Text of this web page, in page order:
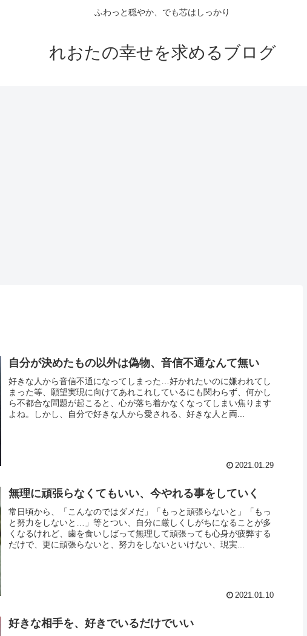
ふわっと穏やか、でも芯はしっかり
れおたの幸せを求めるブログ
自分が決めたもの以外は偽物、音信不通なんて無い
好きな人から音信不通になってしまった…好かれたいのに嫌われてし
まった等、願望実現に向けてあれこれしているにも関わらず、何かし
ら不都合な問題が起こると、心が落ち着かなくなってしまい焦ります
よね。しかし、自分で好きな人から愛される、好きな人と両...
2021.01.29
無理に頑張らなくてもいい、今やれる事をしていく
常日頃から、「こんなのではダメだ」「もっと頑張らないと」「もっ
と努力をしないと…」等とつい、自分に厳しくしがちになることが多
くなるけれど、歯を食いしばって無理して頑張っても心身が疲弊する
だけで、更に頑張らないと、努力をしないといけない、現実...
2021.01.10
好きな相手を、好きでいるだけでいい